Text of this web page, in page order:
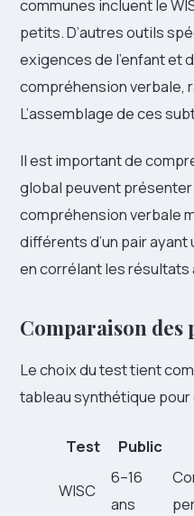
communes incluent le
petits. D’autres outils
exigences de l’enfant et
compréhension verbale,
L’assemblage de ces
Il est important de
global peuvent
compréhension verbale
différents d’un pair
en corrélant les
Comparaison
Le choix du test tient
tableau synthétique
Test Public
WISC
6–16
ans